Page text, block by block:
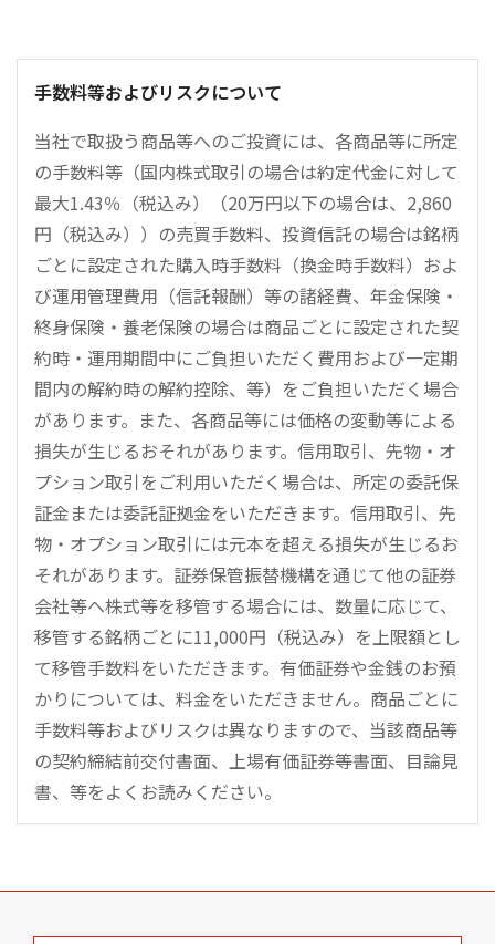
手数料等およびリスクについて
当社で取扱う商品等へのご投資には、各商品等に所定
の手数料等（国内株式取引の場合は約定代金に対して
最大1.43％（税込み）（20万円以下の場合は、2,860
円（税込み））の売買手数料、投資信託の場合は銘柄
ごとに設定された購入時手数料（換金時手数料）およ
び運用管理費用（信託報酬）等の諸経費、年金保険・
終身保険・養老保険の場合は商品ごとに設定された契
約時・運用期間中にご負担いただく費用および一定期
間内の解約時の解約控除、等）をご負担いただく場合
があります。また、各商品等には価格の変動等による
損失が生じるおそれがあります。信用取引、先物・オ
プション取引をご利用いただく場合は、所定の委託保
証金または委託証拠金をいただきます。信用取引、先
物・オプション取引には元本を超える損失が生じるお
それがあります。証券保管振替機構を通じて他の証券
会社等へ株式等を移管する場合には、数量に応じて、
移管する銘柄ごとに11,000円（税込み）を上限額とし
て移管手数料をいただきます。有価証券や金銭のお預
かりについては、料金をいただきません。商品ごとに
手数料等およびリスクは異なりますので、当該商品等
の契約締結前交付書面、上場有価証券等書面、目論見
書、等をよくお読みください。
こ